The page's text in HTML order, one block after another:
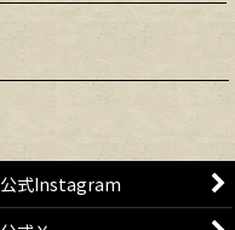
公式Instagram